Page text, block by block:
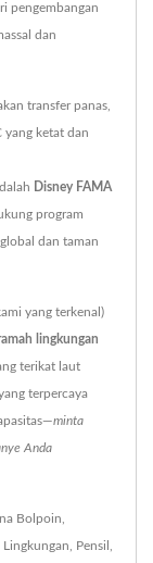
pengembangan
dan
transfer panas,
yang ketat dan
Disney FAMA
program
dan taman
yang terkenal)
lingkungan
terikat laut
terpercaya
minta
Anda
Bolpoin
Lingkungan Pensil